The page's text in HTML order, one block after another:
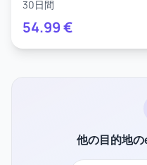
30日間
54.99€
他の目的地